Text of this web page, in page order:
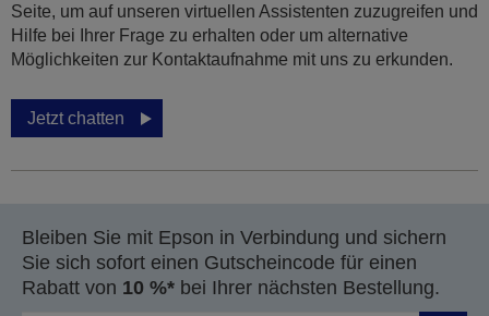
Seite, um auf unseren virtuellen Assistenten zuzugreifen und
Hilfe bei Ihrer Frage zu erhalten oder um alternative
Möglichkeiten zur Kontaktaufnahme mit uns zu erkunden.
Jetzt chatten
Bleiben Sie mit Epson in Verbindung und sichern
Sie sich sofort einen Gutscheincode für einen
Rabatt von 10 %* bei Ihrer nächsten Bestellung.